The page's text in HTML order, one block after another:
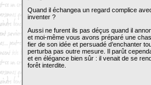
Quand il échangea un regard complice
inventer ?
Aussi ne furent ils pas déçus quand il
et moi-même vous avons préparé une
fier de son idée et persuadé d’enchanter
perturba pas outre mesure. Il parût
et en élégance bien sûr : il venait de se
forêt interdite.